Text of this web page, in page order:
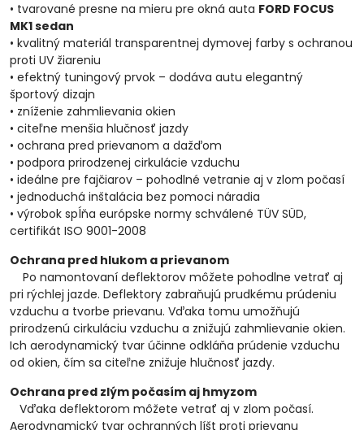
• tvarované presne na mieru pre okná auta FORD FOCUS
MK1 sedan
• kvalitný materiál transparentnej dymovej farby s ochranou
proti UV žiareniu
• efektný tuningový prvok – dodáva autu elegantný
športový dizajn
• zníženie zahmlievania okien
• citeľne menšia hlučnosť jazdy
• ochrana pred prievanom a dažďom
• podpora prirodzenej cirkulácie vzduchu
• ideálne pre fajčiarov – pohodlné vetranie aj v zlom počasí
• jednoduchá inštalácia bez pomoci náradia
• výrobok spĺňa európske normy schválené TÜV SÜD,
certifikát ISO 9001-2008
Ochrana pred hlukom a prievanom
Po namontovaní deflektorov môžete pohodlne vetrať aj
pri rýchlej jazde. Deflektory zabraňujú prudkému prúdeniu
vzduchu a tvorbe prievanu. Vďaka tomu umožňujú
prirodzenú cirkuláciu vzduchu a znižujú zahmlievanie okien.
Ich aerodynamický tvar účinne odkláňa prúdenie vzduchu
od okien, čím sa citeľne znižuje hlučnosť jazdy.
Ochrana pred zlým počasím aj hmyzom
Vďaka deflektorom môžete vetrať aj v zlom počasí.
Aerodynamický tvar ochranných líšt proti prievanu